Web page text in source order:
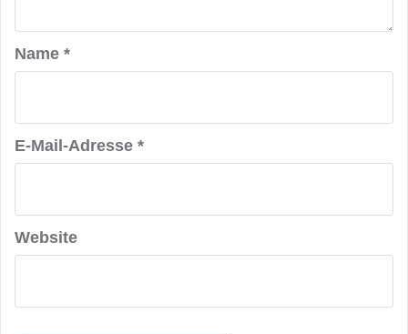
Name *
E-Mail-Adresse *
Website